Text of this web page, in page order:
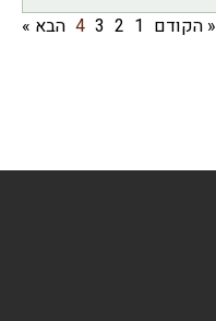
« הקודם 1
2
3
4 הבא »